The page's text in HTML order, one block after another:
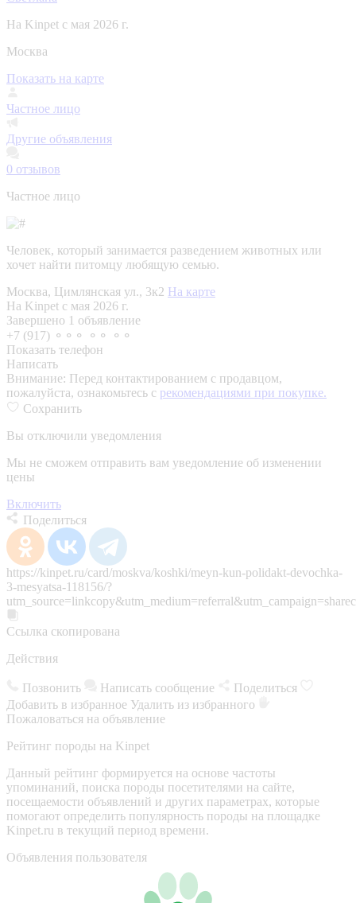
На Kinpet c мая 2026 г.
Москва
Показать на карте
Частное лицо
Другие объявления
0 отзывов
Частное лицо
Человек, который занимается разведением животных или
хочет найти питомцу любящую семью.
Москва, Цимлянская ул., 3к2 На карте
На Kinpet c мая 2026 г.
Завершено 1 объявление
+7 (917) ⚬⚬⚬ ⚬⚬ ⚬⚬
Показать телефон
Написать
Внимание: Перед контактированием с продавцом,
пожалуйста, ознакомьтесь с рекомендациями при покупке.
Сохранить
Вы отключили уведомления
Мы не сможем отправить вам уведомление об изменении
цены
Включить
Поделиться
https://kinpet.ru/card/moskva/koshki/meyn-kun-polidakt-devochka-
3-mesyatsa-118156/?
Ссылка скопирована
Действия
Позвонить Написать сообщение
Поделиться
Добавить в избранное Удалить из избранного
Пожаловаться на объявление
Рейтинг породы на Kinpet
Данный рейтинг формируется на основе частоты
упоминаний, поиска породы посетителями на сайте,
посещаемости объявлений и других параметрах, которые
помогают определить популярность породы на площадке
Kinpet.ru в текущий период времени.
Объявления пользователя